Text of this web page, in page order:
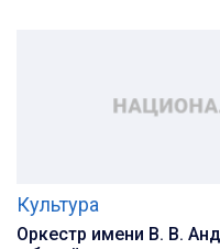
Культура
Оркестр имени В. В.